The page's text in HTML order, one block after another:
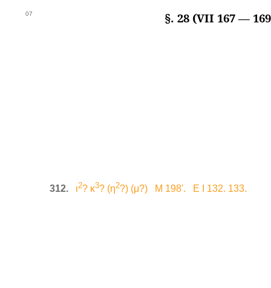
07 §. 28 (VII 167 —
312. ι2? κ3? (η2?) (μ?) M 198'. E I 132. 133.